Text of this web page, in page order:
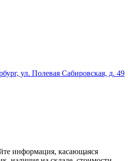
ул. Полевая Сабировская, д. 49
информация, касающаяся